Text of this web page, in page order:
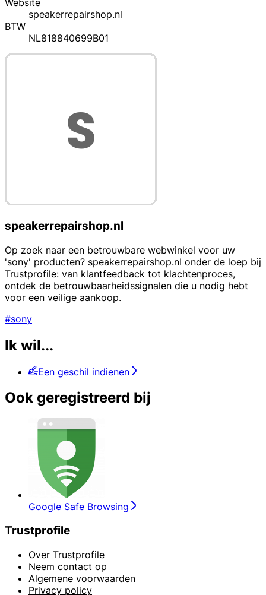
Website
speakerrepairshop.nl
BTW
NL818840699B01
speakerrepairshop.nl
Op zoek naar een betrouwbare webwinkel voor uw
'sony' producten? speakerrepairshop.nl onder de loep bij
Trustprofile: van klantfeedback tot klachtenproces,
ontdek de betrouwbaarheidssignalen die u nodig hebt
voor een veilige aankoop.
#sony
Ik wil...
Een geschil indienen
Ook geregistreerd bij
Google Safe Browsing
Trustprofile
Over Trustprofile
Neem contact op
Algemene voorwaarden
Privacy policy